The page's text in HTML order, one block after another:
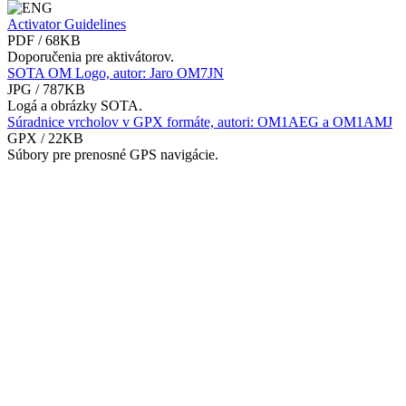
Activator Guidelines
PDF / 68KB
Doporučenia pre aktivátorov.
SOTA OM Logo, autor: Jaro OM7JN
JPG / 787KB
Logá a obrázky SOTA.
Súradnice vrcholov v GPX formáte, autori: OM1AEG a OM1AMJ
GPX / 22KB
Súbory pre prenosné GPS navigácie.